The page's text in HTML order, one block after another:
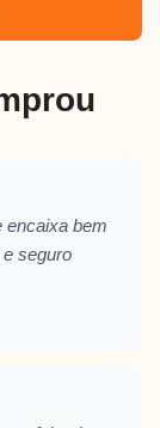
encaixa bem
seguro